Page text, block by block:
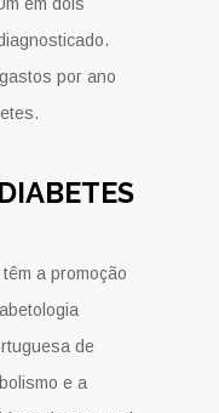
por ano
a promoção
de
e a